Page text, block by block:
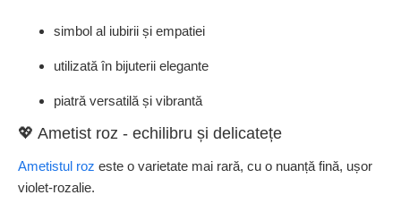
simbol al iubirii și empatiei
utilizată în bijuterii elegante
piatră versatilă și vibrantă
💖 Ametist roz - echilibru și delicatețe
Ametistul roz este o varietate mai rară, cu o nuanță fină, ușor
violet-rozalie.